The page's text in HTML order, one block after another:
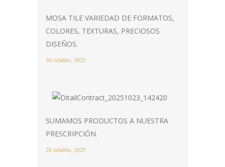
MOSA TILE VARIEDAD DE FORMATOS,
COLORES, TEXTURAS, PRECIOSOS
DISEÑOS.
30 octubre, 2025
SUMAMOS PRODUCTOS A NUESTRA
PRESCRIPCIÓN.
28 octubre, 2025